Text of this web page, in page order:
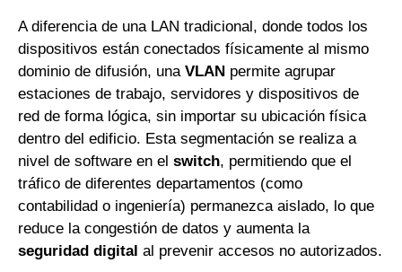
A diferencia de una LAN tradicional, donde todos los
dispositivos están conectados físicamente al mismo
dominio de difusión, unaVLAN permite agrupar
estaciones de trabajo, servidores y dispositivos de
red de forma lógica, sin importar su ubicación física
dentro del edificio. Esta segmentación se realiza a
nivel de software en elswitch, permitiendo que el
tráfico de diferentes departamentos (como
contabilidad o ingeniería) permanezca aislado, lo que
reduce la congestión de datos y aumenta la
seguridad digital al prevenir accesos no autorizados.